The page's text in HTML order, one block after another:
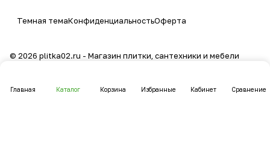
Главная Каталог Корзина Избранные Кабинет Сравнение
Темная темаКонфиденциальностьОферта
© 2026 plitka02.ru - Магазин плитки, сантехники и мебели